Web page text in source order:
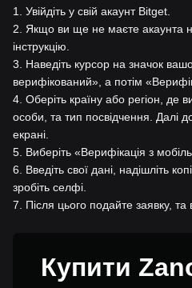
1
Увійдіть у свій акаунт Bitget.
2
Якщо ви ще не маєте акаунта
інструкцію.
3
Наведіть курсор на значок
верифікований», а потім
4 Оберіть країну або регіон, де
особи, та тип посвідчення. Далі
екрані.
5 Виберіть «Верифікація з
6
Введіть свої дані, надішліть
зробіть селфі.
7
Після цього подайте заявку, та
Купити